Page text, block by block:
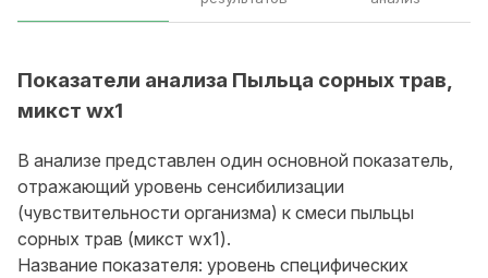
Показатели анализа Пыльца сорных трав,
микст wx1
В анализе представлен один основной показатель,
отражающий уровень сенсибилизации
(чувствительности организма) к смеси пыльцы
сорных трав (микст wx1).
Название показателя: уровень специфических